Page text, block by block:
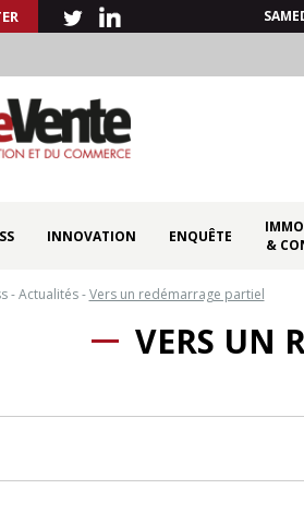
INNOVATION ENQUÊTE
&
-Actualités-Vers un redémarrage partiel
VERS UN